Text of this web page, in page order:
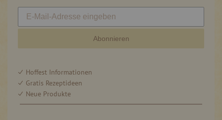
Abonnieren
Hoffest Informationen
Gratis Rezeptideen
Neue Produkte